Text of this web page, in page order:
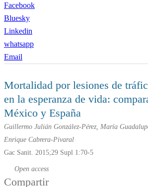
Facebook
Bluesky
Linkedin
whatsapp
Email
Mortalidad por lesiones de
en la esperanza de vida:
México y España
Guillermo Julián González-Pérez, María
Enrique Cabrera-Pivaral
Gac Sanit. 2015;29 Supl 1:70-5
Open access
Compartir